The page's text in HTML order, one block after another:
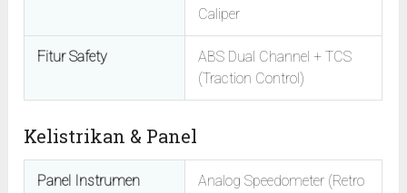
Caliper
Fitur Safety
ABS Dual Channel + TCS
(Traction Control)
Kelistrikan & Panel
Panel Instrumen
Analog Speedometer (Retro